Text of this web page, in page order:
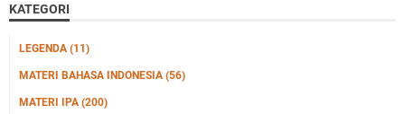
KATEGORI
LEGENDA (11)
MATERI BAHASA INDONESIA (56)
MATERI IPA (200)